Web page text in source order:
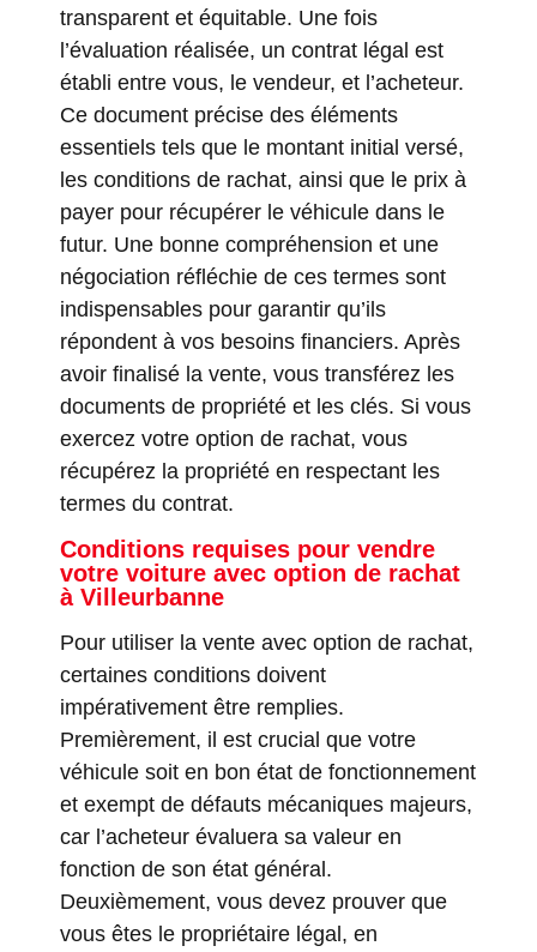
transparent et équitable. Une fois
l’évaluation réalisée, un contrat légal est
établi entre vous, le vendeur, et l’acheteur.
Ce document précise des éléments
essentiels tels que le montant initial versé,
les conditions de rachat, ainsi que le prix à
payer pour récupérer le véhicule dans le
futur. Une bonne compréhension et une
négociation réfléchie de ces termes sont
indispensables pour garantir qu’ils
répondent à vos besoins financiers. Après
avoir finalisé la vente, vous transférez les
documents de propriété et les clés. Si vous
exercez votre option de rachat, vous
récupérez la propriété en respectant les
termes du contrat.
Conditions requises pour vendre
votre voiture avec option de rachat
à Villeurbanne
Pour utiliser la vente avec option de rachat,
certaines conditions doivent
impérativement être remplies.
Premièrement, il est crucial que votre
véhicule soit en bon état de fonctionnement
et exempt de défauts mécaniques majeurs,
car l’acheteur évaluera sa valeur en
fonction de son état général.
Deuxièmement, vous devez prouver que
vous êtes le propriétaire légal, en